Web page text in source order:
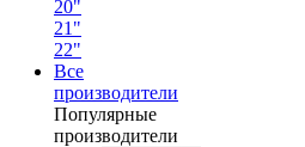
20"
21"
22"
Все
производители
Популярные
производители